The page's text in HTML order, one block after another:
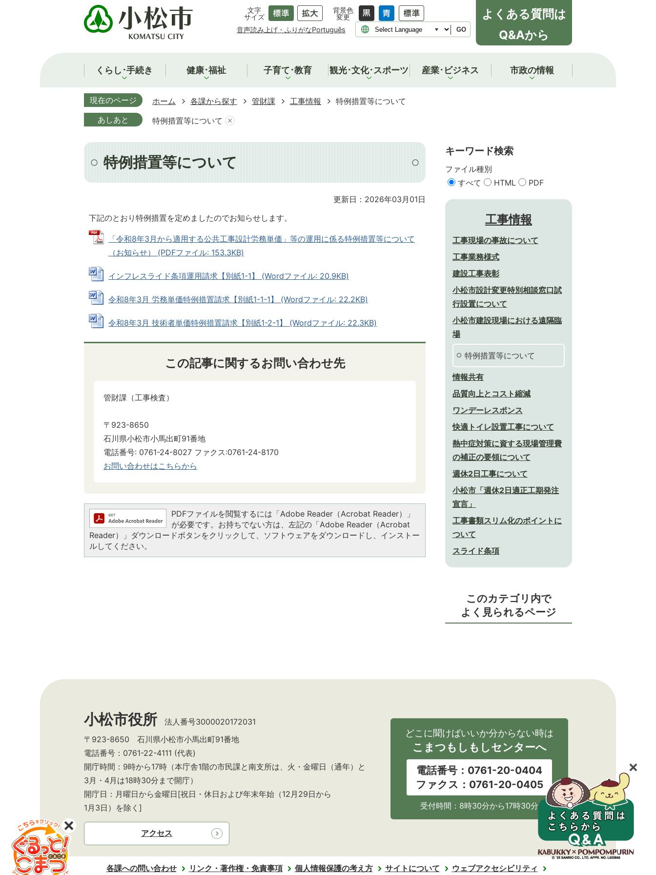
文字
サイズ
背景色
変更
音声読み上げ・ふりがなPortuguês GO
よくある質問は
Q&Aから
くらし･手続き 健康･福祉 子育て･教育 観光･文化･スポーツ 産業･ビジネス 市政の情報
現在のページ ホーム 各課から探す 管財課 工事情報
特例措置等について
あしあと
特例措置等について
特例措置等について
更新日：2026年03月01日
下記のとおり特例措置を定めましたのでお知らせします。
「令和8年3月から適用する公共工事設計労務単価」等の運用に係る特例措置等について
（お知らせ） (PDFファイル: 153.3KB)
インフレスライド条項運用請求【別紙1-1】 (Wordファイル: 20.9KB)
令和8年3月 労務単価特例措置請求【別紙1-1-1】 (Wordファイル: 22.2KB)
令和8年3月 技術者単価特例措置請求【別紙1-2-1】 (Wordファイル: 22.3KB)
この記事に関するお問い合わせ先
管財課（工事検査）
〒923-8650
石川県小松市小馬出町91番地
電話番号: 0761-24-8027 ファクス:0761-24-8170
お問い合わせはこちらから
PDFファイルを閲覧するには「Adobe Reader（Acrobat Reader）」
が必要です。お持ちでない方は、左記の「Adobe Reader（Acrobat
Reader）」ダウンロードボタンをクリックして、ソフトウェアをダウンロードし、インストー
ルしてください。
キーワード検索
ファイル種別
すべて
HTML PDF
工事情報
工事現場の事故について
工事業務様式
建設工事表彰
小松市設計変更特別相談窓口試
行設置について
小松市建設現場における遠隔臨
場
特例措置等について
情報共有
品質向上とコスト縮減
ワンデーレスポンス
快適トイレ設置工事について
熱中症対策に資する現場管理費
の補正の要領について
週休2日工事について
小松市「週休2日適正工期発注
宣言」
工事書類スリム化のポイントに
ついて
スライド条項
このカテゴリ内で
よく見られるページ
小松市役所
法人番号3000020172031
〒923-8650 石川県小松市小馬出町91番地
電話番号：0761-22-4111 (代表)
開庁時間：9時から17時（本庁舎1階の市民課と南支所は、火・金曜日（通年）と
3月・4月は18時30分まで開庁）
開庁日：月曜日から金曜日[祝日・休日および年末年始（12月29日から
1月3日）を除く]
アクセス
どこに聞けばいいか分からない時は
こまつもしもしセンターへ
電話番号：0761-20-0404
ファクス：0761-20-0405
受付時間：8時30分から17時30分
各課への問い合わせ リンク・著作権・免責事項 個人情報保護の考え方 サイトについて ウェブアクセシビリティ